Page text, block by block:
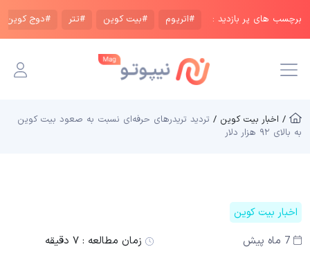
برچسب های پر بازدید : #اتریوم #بیت کوین #تتر #دوج کوین
/ اخبار بیت کوین / تردید تریدرهای حرفه‌ای نسبت به صعود بیت کوین
به بالای ۹۲ هزار دلار
اخبار بیت کوین
7 ماه پیش
زمان مطالعه : ۷ دقیقه